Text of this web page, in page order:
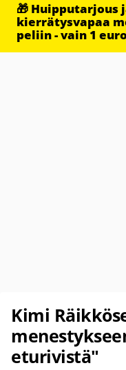
🎁 Huipputarjous
kierrätysvapaa
peliin - vain 1
Kimi
eturivistä"